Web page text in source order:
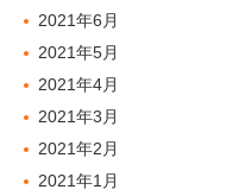
2021年6月
2021年5月
2021年4月
2021年3月
2021年2月
2021年1月